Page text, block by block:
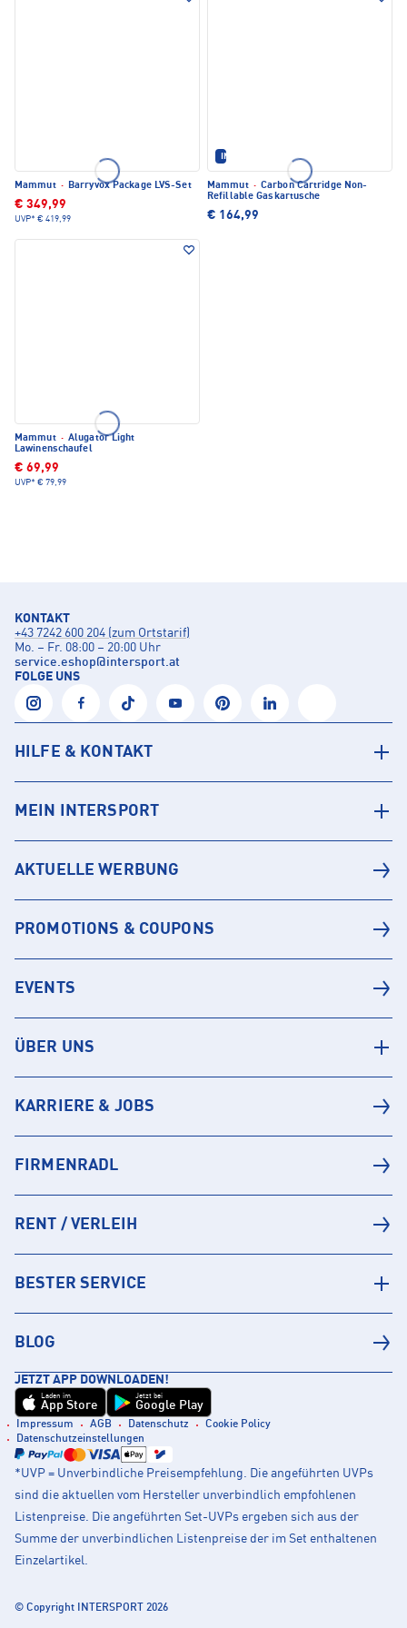
Mammut · Barryvox Package LVS-Set
€ 349,99
UVP* € 419,99
IM SET ERHÄLTLICH
Mammut · Carbon Cartridge Non-
Refillable Gaskartusche
€ 164,99
Mammut · Alugator Light
Lawinenschaufel
€ 69,99
UVP* € 79,99
KONTAKT
+43 7242 600 204 (zum Ortstarif)
Mo. – Fr. 08:00 – 20:00 Uhr
service.eshop@intersport.at
FOLGE UNS
HILFE & KONTAKT
MEIN INTERSPORT
AKTUELLE WERBUNG
PROMOTIONS & COUPONS
EVENTS
ÜBER UNS
KARRIERE & JOBS
FIRMENRADL
RENT / VERLEIH
BESTER SERVICE
BLOG
JETZT APP DOWNLOADEN!
Laden im
App Store
Jetzt bei
Google Play
Impressum AGB Datenschutz
Cookie Policy
Datenschutzeinstellungen
*UVP = Unverbindliche Preisempfehlung. Die angeführten UVPs
sind die aktuellen vom Hersteller unverbindlich empfohlenen
Listenpreise. Die angeführten Set-UVPs ergeben sich aus der
Summe der unverbindlichen Listenpreise der im Set enthaltenen
Einzelartikel.
© Copyright INTERSPORT 2026